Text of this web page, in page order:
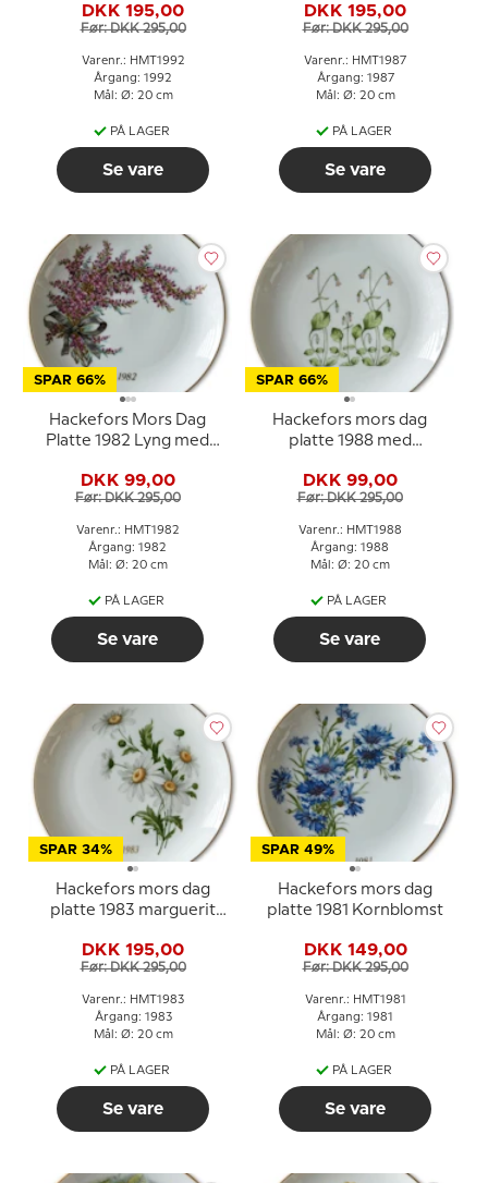
guldkant
DKK 195,00
Før: DKK 295,00
Varenr.: HMT1992
Årgang: 1992
Mål: Ø: 20 cm
PÅ LAGER
Se vare
DKK 195,00
Før: DKK 295,00
Varenr.: HMT1987
Årgang: 1987
Mål: Ø: 20 cm
PÅ LAGER
Se vare
SPAR 66%
Hackefors Mors Dag
Platte 1982 Lyng med
DKK 99,00
Før: DKK 295,00
Varenr.: HMT1982
Årgang: 1982
Mål: Ø: 20 cm
PÅ LAGER
Se vare
SPAR 66%
Hackefors mors dag
platte 1988 med
DKK 99,00
Før: DKK 295,00
Varenr.: HMT1988
Årgang: 1988
Mål: Ø: 20 cm
PÅ LAGER
Se vare
SPAR 34%
Hackefors mors dag
platte 1983 marguerit
DKK 195,00
Før: DKK 295,00
Varenr.: HMT1983
Årgang: 1983
Mål: Ø: 20 cm
PÅ LAGER
Se vare
SPAR 49%
Hackefors mors dag
platte 1981 Kornblomst
DKK 149,00
Før: DKK 295,00
Varenr.: HMT1981
Årgang: 1981
Mål: Ø: 20 cm
PÅ LAGER
Se vare